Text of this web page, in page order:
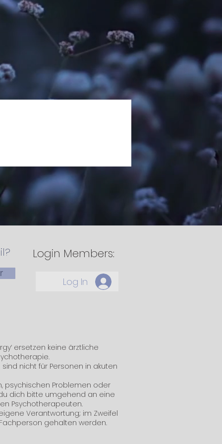
Login Members:
Log In
ersetzen keine ärztliche
nicht für Personen in akuten
psychischen Problemen oder
dich bitte umgehend an eine
Psychotherapeuten.
Verantwortung; im Zweifel
gehalten werden.